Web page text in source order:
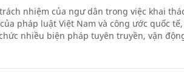
nhiệm của ngư dân trong việc khai
pháp luật Việt Nam và công ước quốc
nhiều biện pháp tuyên truyền, vận